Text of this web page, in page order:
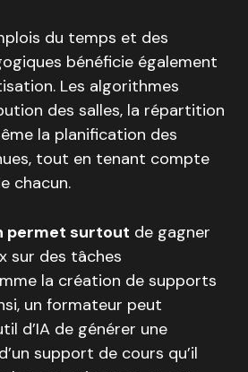
du temps et des
bénéficie également
Les algorithmes
des salles, la répartition
la planification des
tout en tenant compte
chacun.
permet surtout de gagner
sur des tâches
la création de supports
un formateur peut
d’IA de générer une
support de cours qu’il